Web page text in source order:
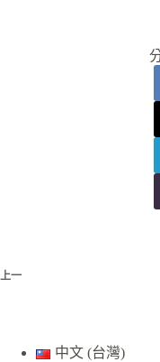
上一
中文 (台灣)